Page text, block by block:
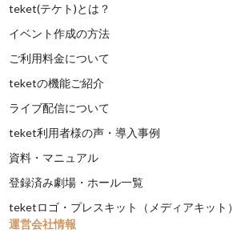
teket(テケト)とは？
イベント作成の方法
ご利用料金について
teketの機能ご紹介
ライブ配信について
teket利用者様の声・導入事例
資料・マニュアル
登録済み劇場・ホール一覧
teketロゴ・プレスキット（メディアキット）
運営会社情報